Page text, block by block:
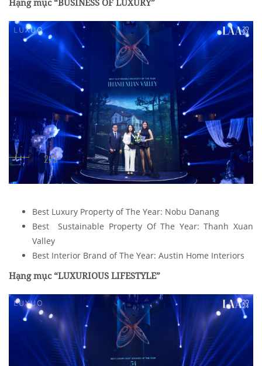
Hạng mục “BUSINESS OF LUXURY”
Best Luxury Property of The Year: Nobu Danang
Best Sustainable Property Of The Year: Thanh Xuan
Valley
Best Interior Brand of The Year: Austin Home Interiors
Hạng mục “LUXURIOUS LIFESTYLE”